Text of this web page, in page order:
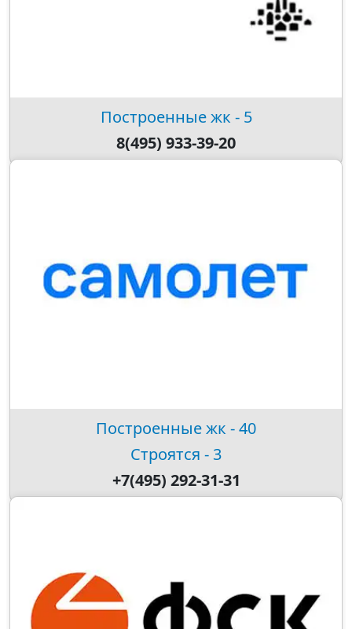
Построенные жк - 5
8(495) 933-39-20
Построенные жк - 40
Строятся - 3
+7(495) 292-31-31